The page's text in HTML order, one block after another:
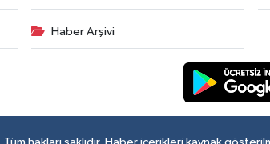
Haber Arşivi